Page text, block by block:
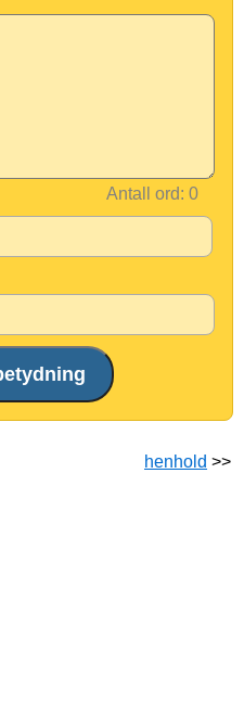
Antall ord:
henhold >>